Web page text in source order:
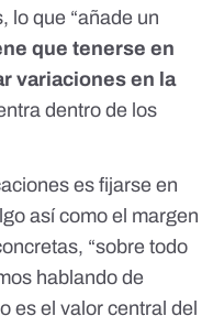
lo que “añade un
que tenerse en
variaciones en la
dentro de los
es fijarse en
así como el margen
“sobre todo
hablando de
es el valor central del